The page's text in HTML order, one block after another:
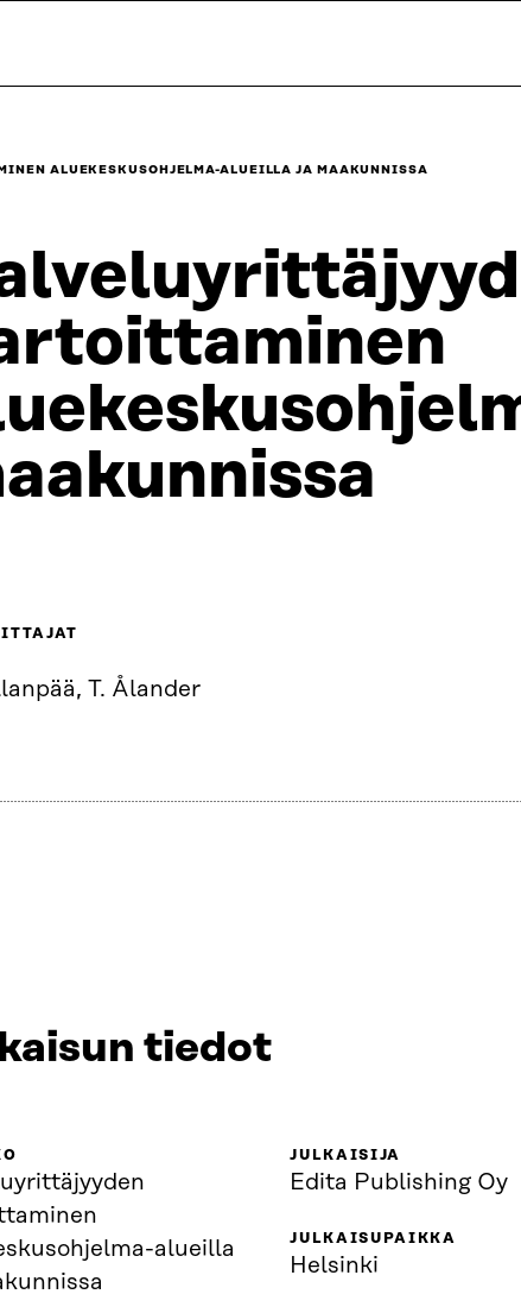
ALUEKESKUSOHJELMA-ALUEILLA JA MAAKUNNISSA
T. Ålander
tiedot
alueilla
JULKAISIJA
Edita Publishing Oy
JULKAISUPAIKKA
Helsinki